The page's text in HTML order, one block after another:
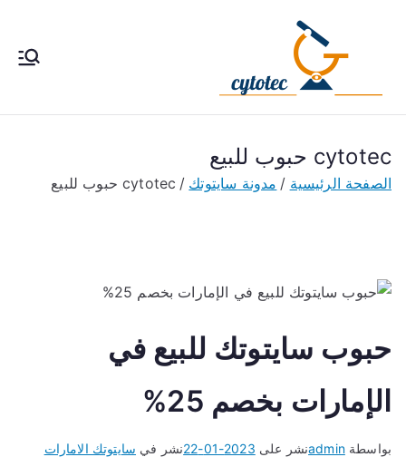
pills
يتوتك تحت إشراف طبى فى
cytotec حبوب للبيع
الصفحة الرئيسية مدونة سايتوتك cytotec حبوب للبيع
حبوب سايتوتك للبيع في
الإمارات بخصم 25%
بواسطةadminنشر على 2023-01-22 نشر في سايتوتك الامارات